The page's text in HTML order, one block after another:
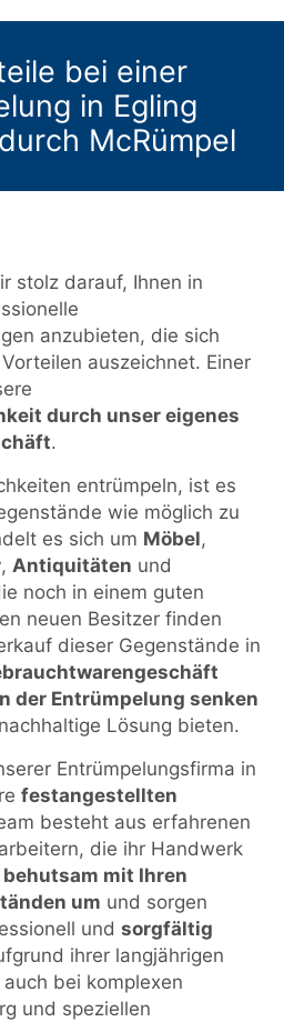
bei einer
in Egling
McRümpel
stolz darauf, Ihnen in
anzubieten, die sich
auszeichnet. Einer
durch unser eigenes
.
entrümpeln, ist es
wie möglich zu
es sich um Möbel,
, Antiquitäten und
noch in einem guten
neuen Besitzer finden
dieser Gegenstände in
der Entrümpelung senken
Lösung bieten.
Entrümpelungsfirma in
festangestellten
besteht aus erfahrenen
die ihr Handwerk
behutsam mit Ihren
um und sorgen
und sorgfältig
ihrer langjährigen
bei komplexen
und speziellen